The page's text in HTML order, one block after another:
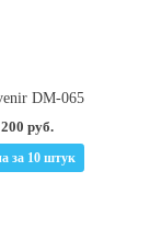
DM-065
200 руб.
за 10 штук